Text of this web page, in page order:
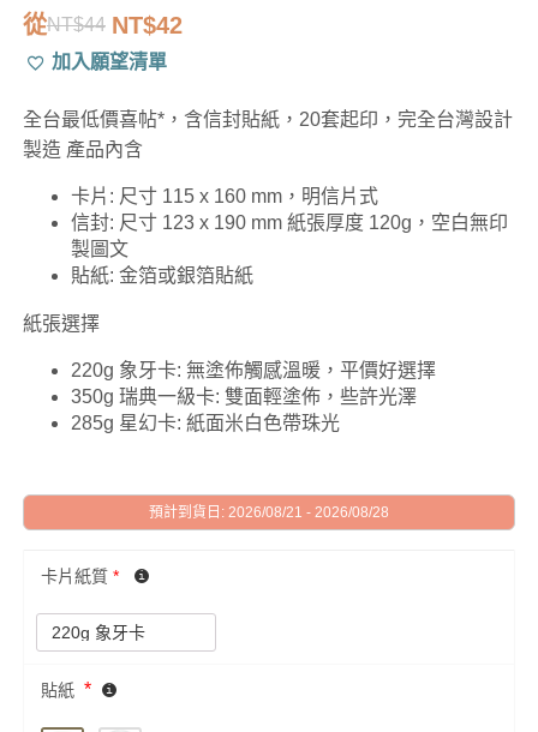
從NT$44
原
始
價
格：
NT$42
目
前
價
格：
加入願望清單
全台最低價喜帖*，含信封貼紙，20套起印，完全台灣設計
製造 產品內含
卡片: 尺寸 115 x 160 mm，明信片式
信封: 尺寸 123 x 190 mm 紙張厚度 120g，空白無印
製圖文
貼紙: 金箔或銀箔貼紙
紙張選擇
220g 象牙卡: 無塗佈觸感溫暖，平價好選擇
350g 瑞典一級卡: 雙面輕塗佈，些許光澤
285g 星幻卡: 紙面米白色帶珠光
預計到貨日: 2026/08/21 - 2026/08/28
卡片紙質 *
貼紙 *